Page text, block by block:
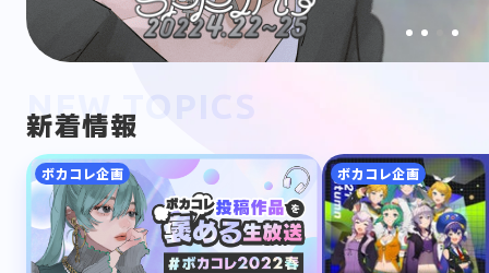
NEW TOPICS
新着情報
ボカコレ企画 ボカコレ企画